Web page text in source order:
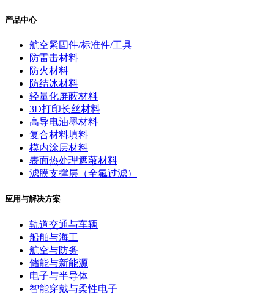
产品中心
航空紧固件/标准件/工具
防雷击材料
防火材料
防结冰材料
轻量化屏蔽材料
3D打印长丝材料
高导电油墨材料
复合材料填料
模内涂层材料
表面热处理遮蔽材料
滤膜支撑层（全氟过滤）
应用与解决方案
轨道交通与车辆
船舶与海工
航空与防务
储能与新能源
电子与半导体
智能穿戴与柔性电子